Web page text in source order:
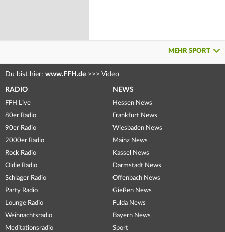
MEHR SPORT
Du bist hier: www.FFH.de >>> Video
RADIO
FFH Live
80er Radio
90er Radio
2000er Radio
Rock Radio
Oldie Radio
Schlager Radio
Party Radio
Lounge Radio
Weihnachtsradio
Meditationsradio
NEWS
Hessen News
Frankfurt News
Wiesbaden News
Mainz News
Kassel News
Darmstadt News
Offenbach News
Gießen News
Fulda News
Bayern News
Sport